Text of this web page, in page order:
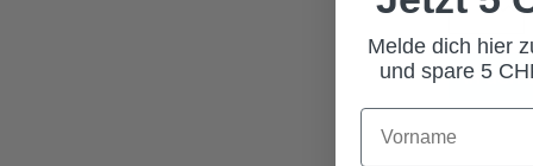
In den
Melde dich hier
und spare 5